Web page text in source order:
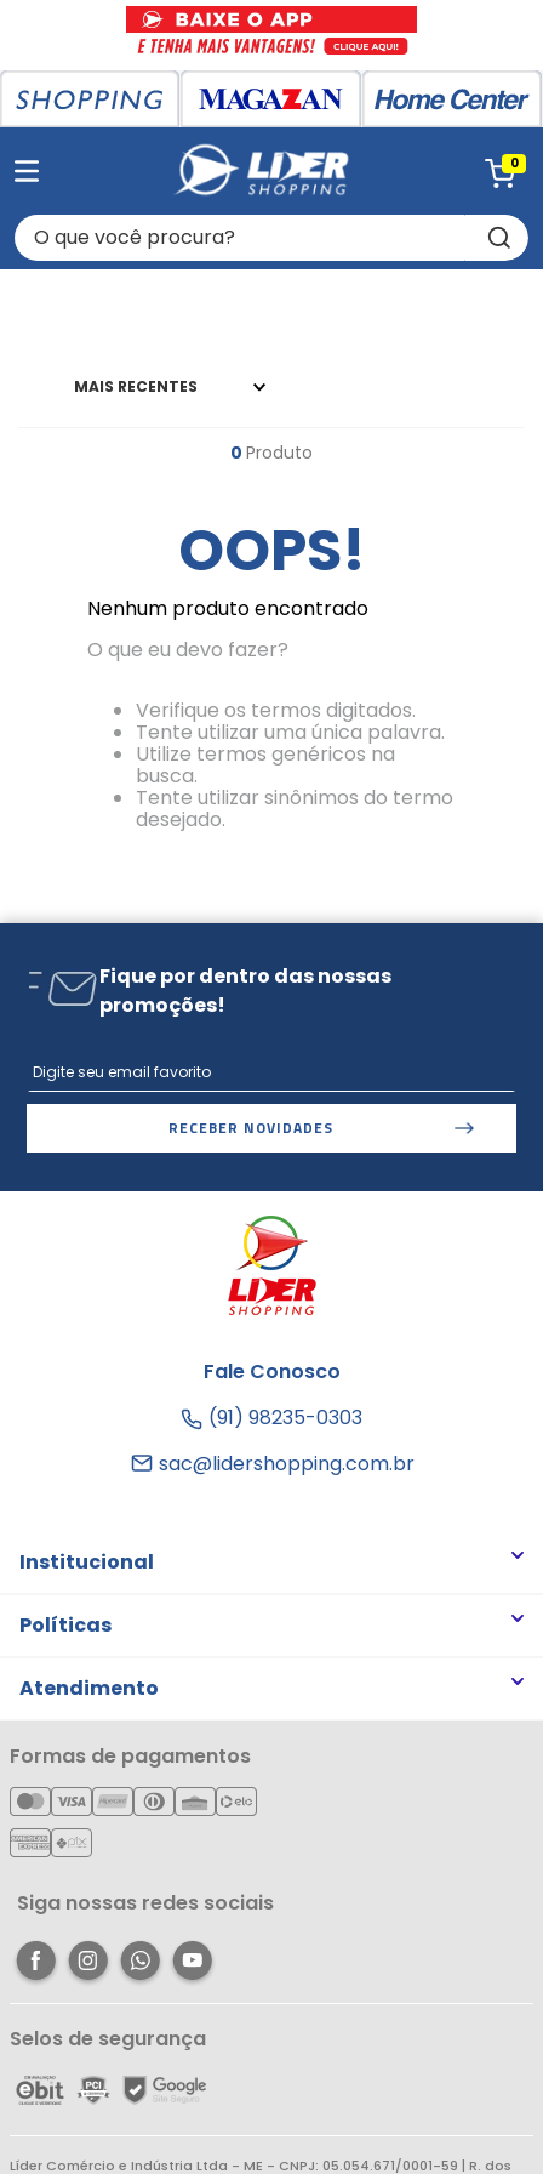
0
O que você procura?
MAIS RECENTES
0 Produto
OOPS!
Nenhum produto encontrado
O que eu devo fazer?
Verifique os termos digitados.
Tente utilizar uma única palavra.
Utilize termos genéricos na
busca.
Tente utilizar sinônimos do termo
desejado.
Fique por dentro das nossas
promoções!
RECEBER NOVIDADES
Fale Conosco
(91) 98235-0303
sac@lidershopping.com.br
Institucional
Quem somos
Notícias
Cartão Líderzan
Políticas
Trocas e Devoluções
Política de Privacidade
Política de Entrega
Política de Reembolso
Atendimento
Minha Conta
Meus Pedidos
Meus Favoritos
Central de Atendimento
Formas de pagamentos
Siga nossas redes sociais
Selos de segurança
Líder Comércio e Indústria Ltda - ME - CNPJ: 05.054.671/0001-59 | R. dos